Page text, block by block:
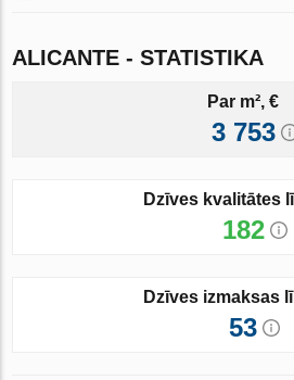
ALICANTE - STATISTIKA
Par m², €
3 753
Dzīves kvalitātes
182
Dzīves izmaksas
53